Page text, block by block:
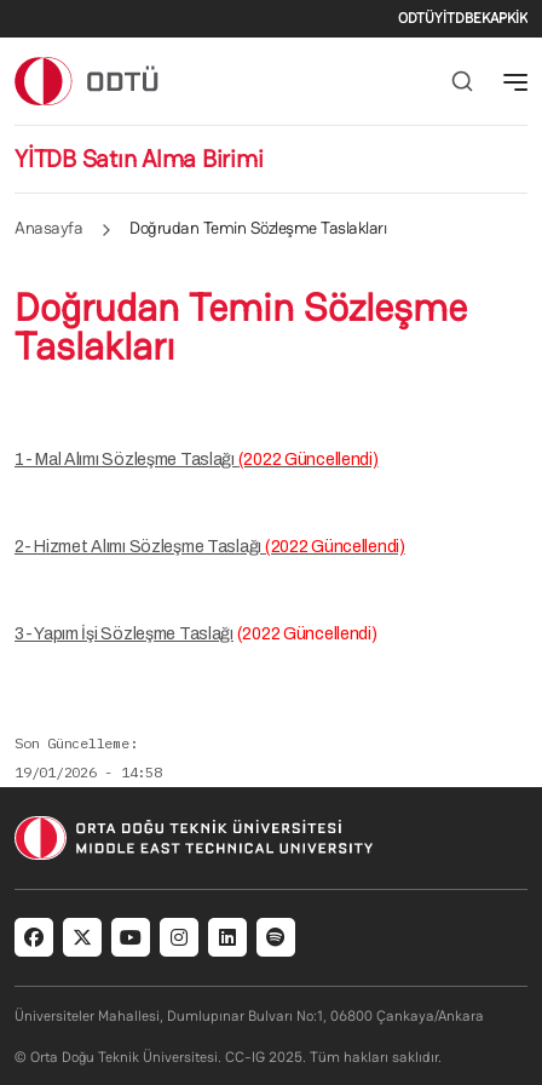
İkincil
ODTÜYİTDBEKAPKİK
YİTDB Satın Alma Birimi
Anasayfa Doğrudan Temin Sözleşme Taslakları
Doğrudan Temin Sözleşme
Taslakları
1- Mal Alımı Sözleşme Taslağı (2022 Güncellendi)
2- Hizmet Alımı Sözleşme Taslağı (2022 Güncellendi)
3- Yapım İşi Sözleşme Taslağı (2022 Güncellendi)
Son Güncelleme
19/01/2026 - 14:58
Social menu
Üniversiteler Mahallesi, Dumlupınar Bulvarı No:1, 06800 Çankaya/Ankara
© Orta Doğu Teknik Üniversitesi. CC-IG 2025. Tüm hakları saklıdır.